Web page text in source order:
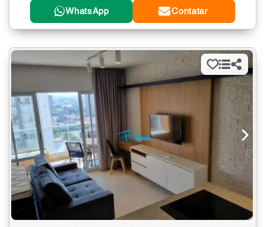
WhatsApp Contatar